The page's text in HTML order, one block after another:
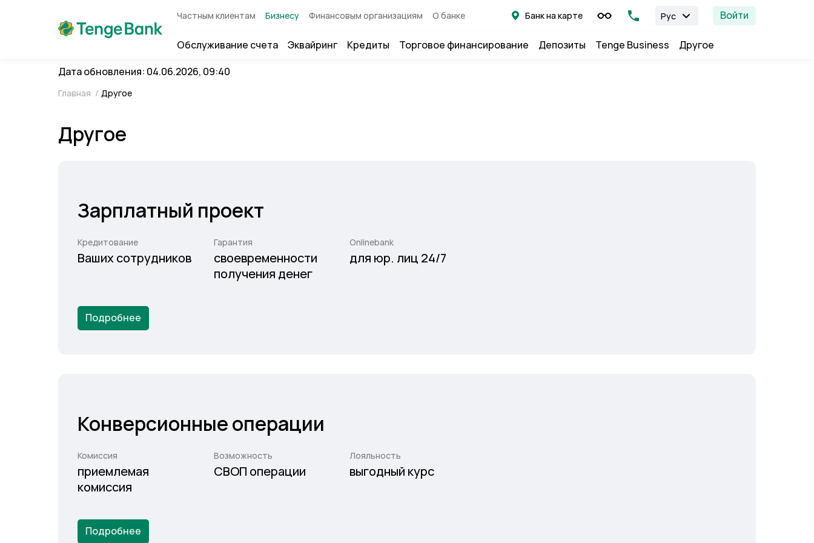
Частным клиентам Бизнесу Финансовым организациям О банке Банк на карте Рус Войти
Обслуживание счета Эквайринг Кредиты Торговое финансирование Депозиты Tenge Business Другое
Дата обновления: 04.06.2026, 09:40
Главная / Другое
Другое
Зарплатный проект
Кредитование
Ваших сотрудников
Гарантия
своевременности
получения денег
Onlinebank
для юр. лиц 24/7
Подробнее
Конверсионные операции
Комиссия
приемлемая
комиссия
Возможность
СВОП операции
Лояльность
выгодный курс
Подробнее